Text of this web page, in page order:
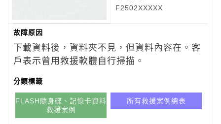
F2502XXXXX
故障原因
下載資料後，資料夾不見，但資料內容在。 客
戶表示曾用救援軟體自行掃描 。
分類標籤
FLASH隨身碟、記憶卡資料
救援案例
所有救援案例總表